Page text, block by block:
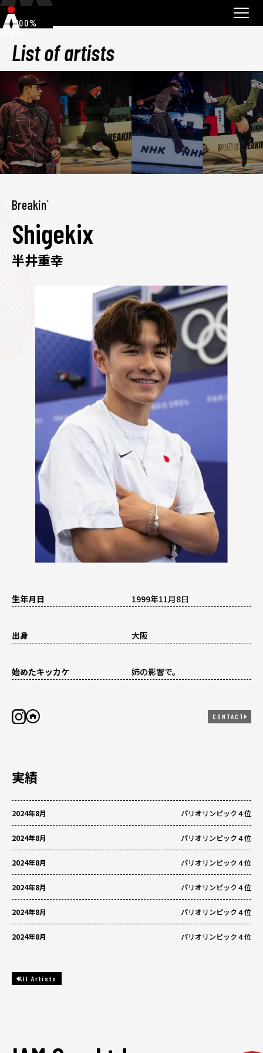
100%
List of artists
Breakin`
Shigekix
半井重幸
生年月日 1999年11月8日
出身 大阪
始めたキッカケ 姉の影響で。
CONTACT
実績
2024年8月 パリオリンピック４位
2024年8月 パリオリンピック４位
2024年8月 パリオリンピック４位
2024年8月 パリオリンピック４位
2024年8月 パリオリンピック４位
2024年8月 パリオリンピック４位
All Artists